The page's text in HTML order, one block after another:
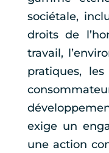
sociétale,
droits de
travail,
pratiques,
exige un
une action